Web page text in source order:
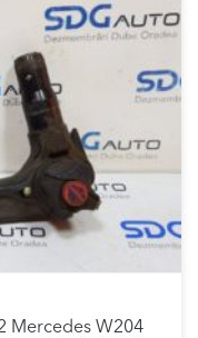
Mercedes W204